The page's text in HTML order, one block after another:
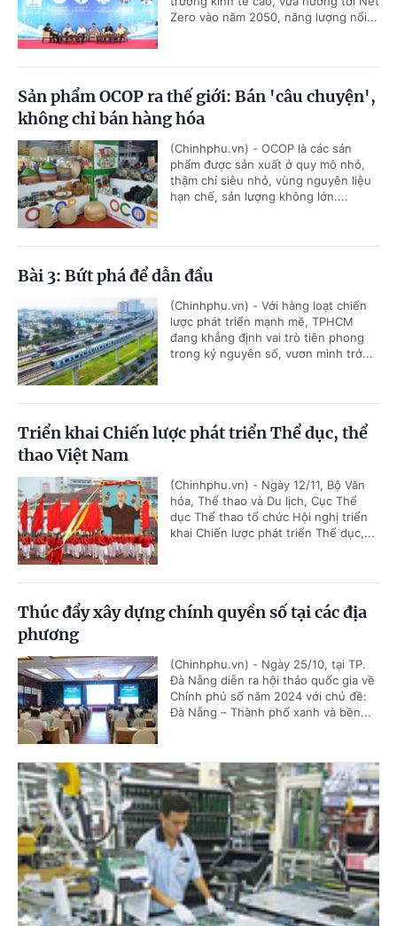
Zero vào năm 2050, năng lượng nổi...
Sản phẩm OCOP ra thế giới: Bán 'câu chuyện',
không chỉ bán hàng hóa
(Chinhphu.vn) - OCOP là các sản
phẩm được sản xuất ở quy mô nhỏ,
thậm chí siêu nhỏ, vùng nguyên liệu
hạn chế, sản lượng không lớn....
Bài 3: Bứt phá để dẫn đầu
(Chinhphu.vn) - Với hàng loạt chiến
lược phát triển mạnh mẽ, TPHCM
đang khẳng định vai trò tiên phong
trong kỷ nguyên số, vươn mình trở...
Triển khai Chiến lược phát triển Thể dục, thể
thao Việt Nam
(Chinhphu.vn) - Ngày 12/11, Bộ Văn
hóa, Thể thao và Du lịch, Cục Thể
dục Thể thao tổ chức Hội nghị triển
khai Chiến lược phát triển Thể dục,...
Thúc đẩy xây dựng chính quyền số tại các địa
phương
(Chinhphu.vn) - Ngày 25/10, tại TP.
Đà Nẵng diễn ra hội thảo quốc gia về
Chính phủ số năm 2024 với chủ đề:
Đà Nẵng – Thành phố xanh và bền...